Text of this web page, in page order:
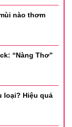
nào thơm
“Nàng Thơ”
loại? Hiệu quả